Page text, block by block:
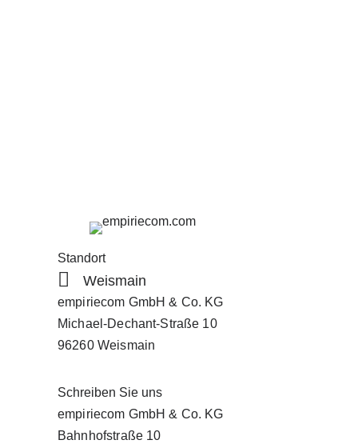
Standort
Weismain
empiriecom GmbH & Co. KG
Michael-Dechant-Straße 10
96260 Weismain
Schreiben Sie uns
empiriecom GmbH & Co. KG
Bahnhofstraße 10